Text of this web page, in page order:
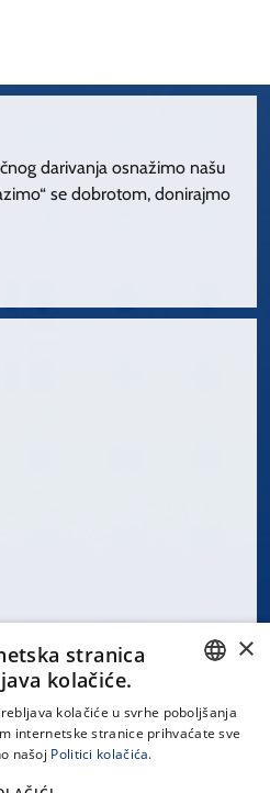
darivanja osnažimo našu
se dobrotom, donirajmo
CROATIAN
×
stranica
kolačiće.
kolačiće u svrhe poboljšanja
internetske stranice prihvaćate sve
našoj Politici kolačića.